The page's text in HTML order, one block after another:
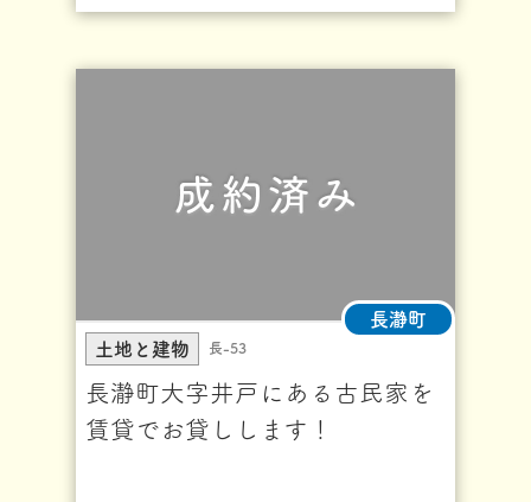
長瀞町
土地と建物
長-53
長瀞町大字井戸にある古民家を
賃貸でお貸しします！